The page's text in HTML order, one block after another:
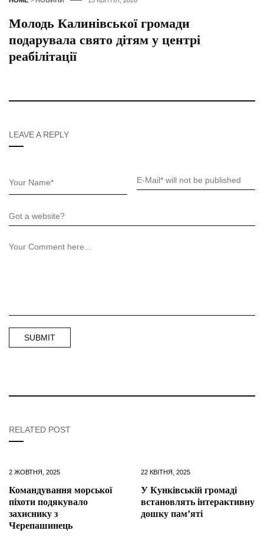
Молодь Калинівської громади
подарувала свято дітям у центрі
реабілітації
LEAVE A REPLY
RELATED POST
2 ЖОВТНЯ, 2025
Командування морської
піхоти подякувало
захиснику з
Черепашинець
22 КВІТНЯ, 2025
У Кунківській громаді
встановлять інтерактивну
дошку памʼяті